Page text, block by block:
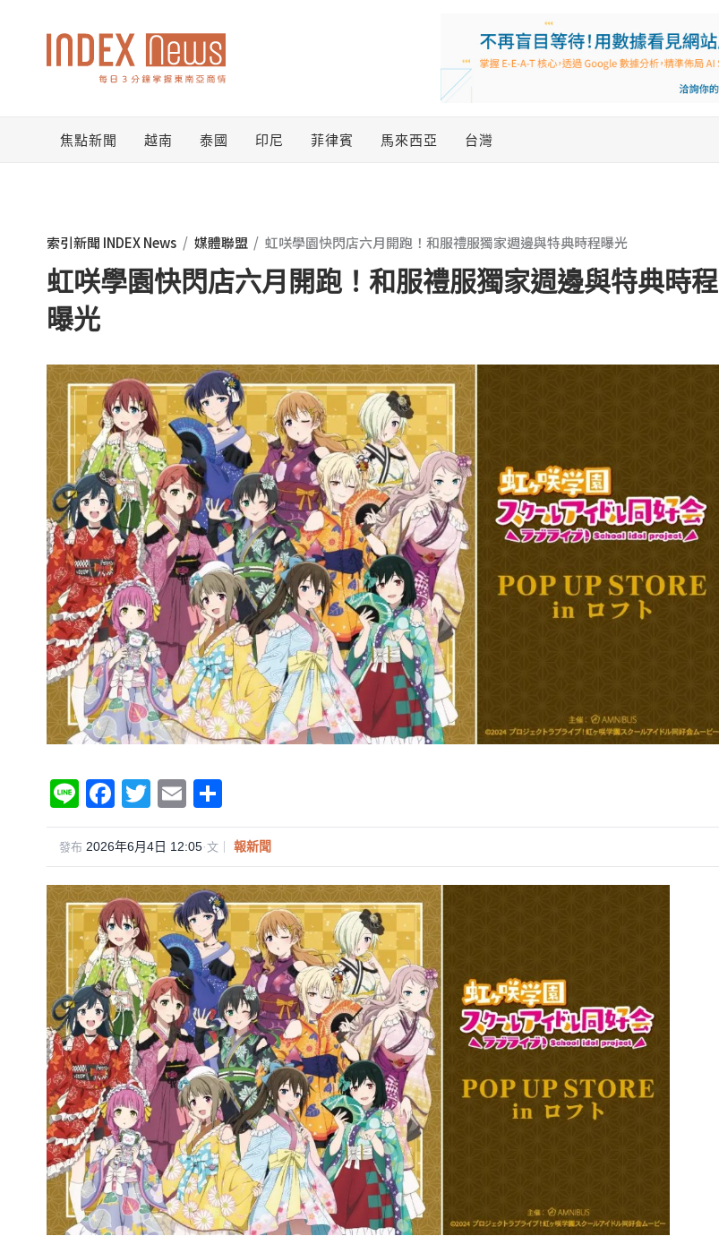
焦點新聞 越南 泰國 印尼 菲律賓 馬來西亞 台灣
索引新聞 INDEX News / 媒體聯盟 / 虹咲學園快閃店六月開跑！和服禮服獨家週邊與特典時程曝光
虹咲學園快閃店六月開跑！和服禮服獨家週邊與特典時程
曝光
Li
n
e
F
a
c
e
b
o
o
k
T
wi
tt
er
E
m
ail
享
發布 2026年6月4日 12:05·文｜ 報新聞